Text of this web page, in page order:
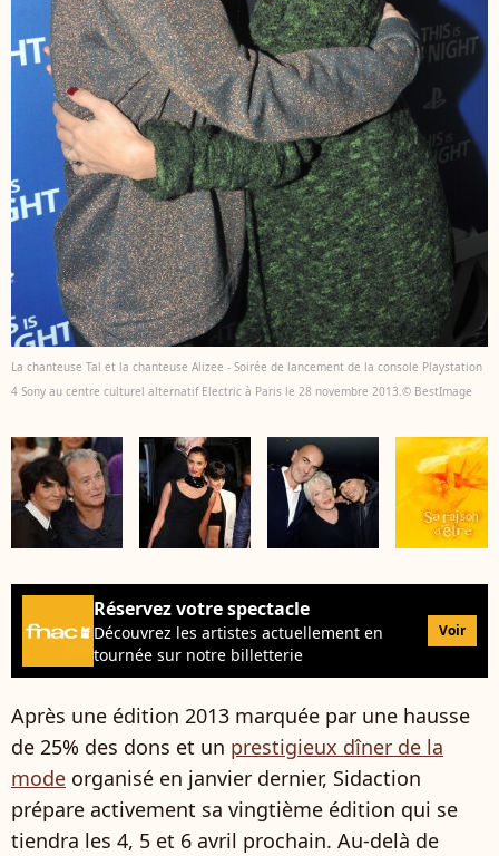
La chanteuse Tal et la chanteuse Alizee - Soirée de lancement de la console Playstation
4 Sony au centre culturel alternatif Electric à Paris le 28 novembre 2013.© BestImage
Réservez votre spectacle
Découvrez les artistes actuellement en
tournée sur notre billetterie
Voir
Après une édition 2013 marquée par une hausse
de 25% des dons et un prestigieux dîner de la
mode organisé en janvier dernier, Sidaction
prépare activement sa vingtième édition qui se
tiendra les 4, 5 et 6 avril prochain. Au-delà de